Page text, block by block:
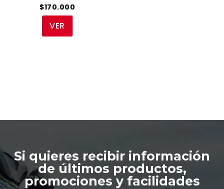
$170.000
VER
Si quieres recibir información
de últimos productos,
promociones y facilidades